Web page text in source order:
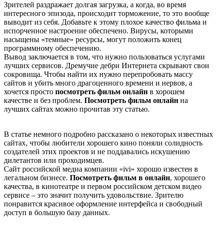
Зрителей раздражает долгая загрузка, а когда, во время
интересного эпизода, происходит торможение, то это вообще
выводит из себя. Добавьте к этому плохое качество фильма и
испорченное настроение обеспечено. Вирусы, которыми
насыщены «темные» ресурсы, могут положить конец
программному обеспечению.
Вывод заключается в том, что нужно пользоваться услугами
лучших сервисов. Дремучие дебри Интернета скрывают свои
сокровища. Чтобы найти их нужно перепробовать массу
сайтов и убить много драгоценного времени и нервов, а
хочется просто посмотреть фильм онлайн в хорошем
качестве и без проблем. Посмотреть фильм онлайн на
лучших сайтах можно прочитав эту статью.
В статье немного подробно рассказано о некоторых известных
сайтах, чтобы любители хорошего кино поняли солидность
создателей этих проектов и не поддавались искушению
дилетантов или проходимцев.
Сайт российской медиа компании «ivi» хорошо известен в
легальном бизнесе. Посмотреть фильм в онлайн, хорошего
качества, в кинотеатре и первом российском детском видео
сервисе – это значит получить удовольствие. Зрителю
понравится красивое оформление интерфейса и свободный
доступ в большую базу данных.